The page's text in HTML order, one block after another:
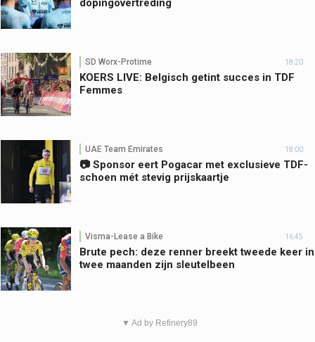
dopingovertreding
SD Worx-Protime 18:20
KOERS LIVE: Belgisch getint succes in TDF
Femmes
UAE Team Emirates 18:00
📷 Sponsor eert Pogacar met exclusieve TDF-
schoen mét stevig prijskaartje
Visma-Lease a Bike 16:45
Brute pech: deze renner breekt tweede keer in
twee maanden zijn sleutelbeen
▼ Ad by Refinery89